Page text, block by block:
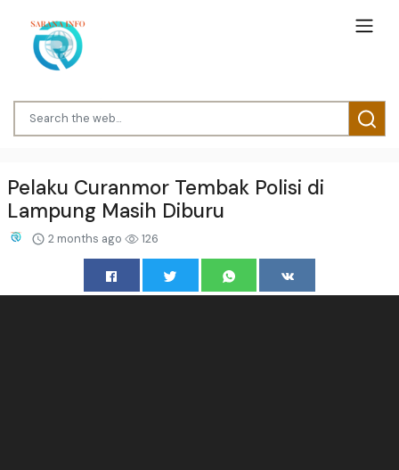
Pelaku Curanmor Tembak Polisi di
Lampung Masih Diburu
2 months ago 126